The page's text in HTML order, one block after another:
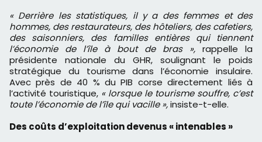
« Derrière les statistiques, il y a des femmes et des
hommes, des restaurateurs, des hôteliers, des cafetiers,
des saisonniers, des familles entières qui tiennent
l’économie de l’île à bout de bras », rappelle la
présidente nationale du GHR, soulignant le poids
stratégique du tourisme dans l’économie insulaire.
Avec près de 40 % du PIB corse directement liés à
l’activité touristique, « lorsque le tourisme souffre, c’est
toute l’économie de l’île qui vacille »,insiste-t-elle.
Des coûts d’exploitation devenus « intenables »